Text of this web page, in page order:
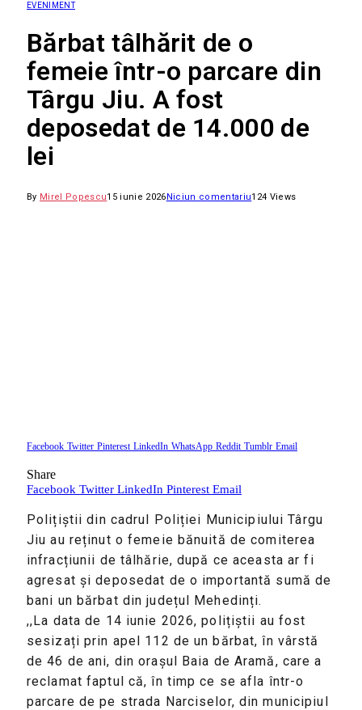
EVENIMENT
Bărbat tâlhărit de o
femeie într-o parcare din
Târgu Jiu. A fost
deposedat de 14.000 de
lei
By Mirel Popescu15 iunie 2026Niciun comentariu124 Views
Facebook Twitter Pinterest LinkedIn WhatsApp Reddit Tumblr Email
Share
Facebook Twitter LinkedIn Pinterest Email
Polițiștii din cadrul Poliției Municipiului Târgu
Jiu au reținut o femeie bănuită de comiterea
infracțiunii de tâlhărie, după ce aceasta ar fi
agresat și deposedat de o importantă sumă de
bani un bărbat din județul Mehedinți.
,,La data de 14 iunie 2026, polițiștii au fost
sesizați prin apel 112 de un bărbat, în vârstă
de 46 de ani, din orașul Baia de Aramă, care a
reclamat faptul că, în timp ce se afla într-o
parcare de pe strada Narciselor, din municipiul